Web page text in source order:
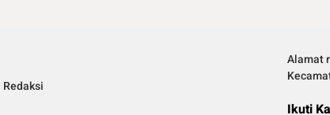
Redaksi
Alamat
Ikuti